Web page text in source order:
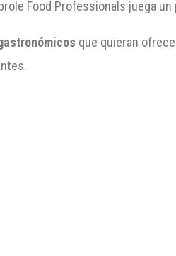
Food Professionals juega
que quieran